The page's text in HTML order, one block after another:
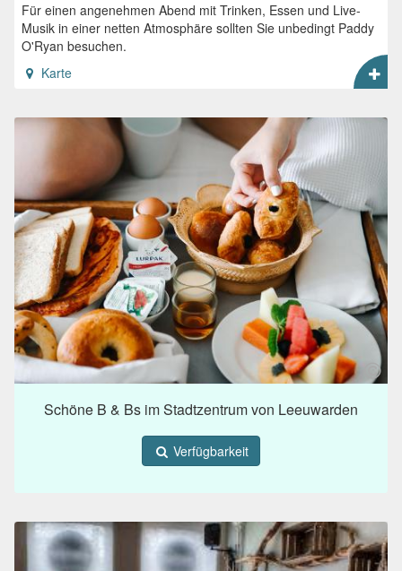
Für einen angenehmen Abend mit Trinken, Essen und Live-
Musik in einer netten Atmosphäre sollten Sie unbedingt Paddy
O'Ryan besuchen.
Karte
Schöne B & Bs im Stadtzentrum von Leeuwarden
Verfügbarkeit